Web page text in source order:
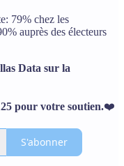
79% chez les
auprès des électeurs
Data sur la
pour votre soutien.❤️
S'abonner